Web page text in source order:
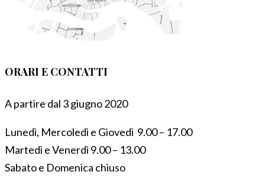
ORARI E CONTATTI
A partire dal 3 giugno 2020
Lunedì, Mercoledì e Giovedì 9.00 – 17.00
Martedì e Venerdì 9.00 – 13.00
Sabato e Domenica chiuso